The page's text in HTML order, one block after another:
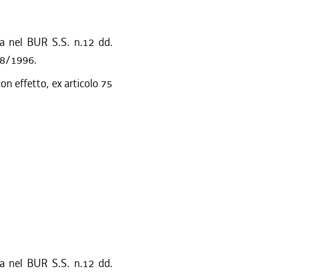
nel BUR S.S. n.12 dd.
1996.
effetto, ex articolo 75
nel BUR S.S. n.12 dd.